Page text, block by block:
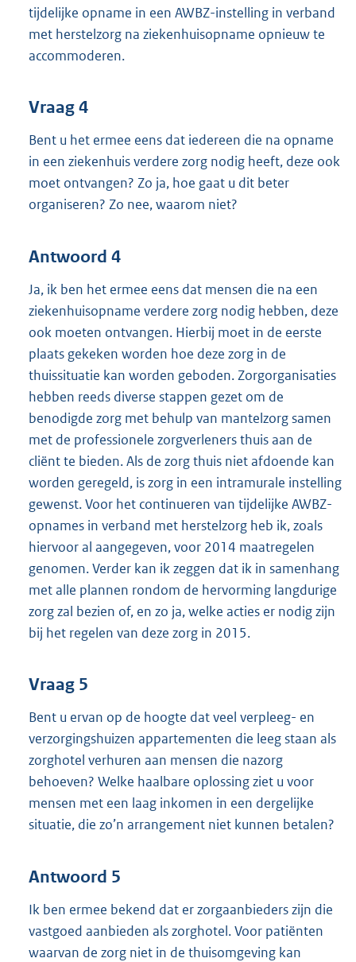
tijdelijke opname in een AWBZ-instelling in verband
met herstelzorg na ziekenhuisopname opnieuw te
accommoderen.
Vraag 4
Bent u het ermee eens dat iedereen die na opname
in een ziekenhuis verdere zorg nodig heeft, deze ook
moet ontvangen? Zo ja, hoe gaat u dit beter
organiseren? Zo nee, waarom niet?
Antwoord 4
Ja, ik ben het ermee eens dat mensen die na een
ziekenhuisopname verdere zorg nodig hebben, deze
ook moeten ontvangen. Hierbij moet in de eerste
plaats gekeken worden hoe deze zorg in de
thuissituatie kan worden geboden. Zorgorganisaties
hebben reeds diverse stappen gezet om de
benodigde zorg met behulp van mantelzorg samen
met de professionele zorgverleners thuis aan de
cliënt te bieden. Als de zorg thuis niet afdoende kan
worden geregeld, is zorg in een intramurale instelling
gewenst. Voor het continueren van tijdelijke AWBZ-
opnames in verband met herstelzorg heb ik, zoals
hiervoor al aangegeven, voor 2014 maatregelen
genomen. Verder kan ik zeggen dat ik in samenhang
met alle plannen rondom de hervorming langdurige
zorg zal bezien of, en zo ja, welke acties er nodig zijn
bij het regelen van deze zorg in 2015.
Vraag 5
Bent u ervan op de hoogte dat veel verpleeg- en
verzorgingshuizen appartementen die leeg staan als
zorghotel verhuren aan mensen die nazorg
behoeven? Welke haalbare oplossing ziet u voor
mensen met een laag inkomen in een dergelijke
situatie, die zo’n arrangement niet kunnen betalen?
Antwoord 5
Ik ben ermee bekend dat er zorgaanbieders zijn die
vastgoed aanbieden als zorghotel. Voor patiënten
waarvan de zorg niet in de thuisomgeving kan